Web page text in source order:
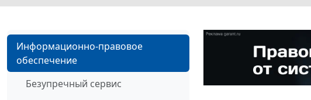
Информационно-правовое
обеспечение
Безупречный сервис